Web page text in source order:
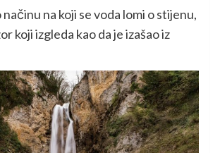
načinu na koji se voda lomi o stijenu,
koji izgleda kao da je izašao iz